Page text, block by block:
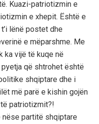
Kuazi-patriotizmin e
e xhepit. Është e
lënë postet dhe
e mëparshme. Me
ka vijë të kuqe në
që shtrohet është
shqiptare dhe i
më parë e kishin gojën
patriotizmit?!
nëse partitë shqiptare